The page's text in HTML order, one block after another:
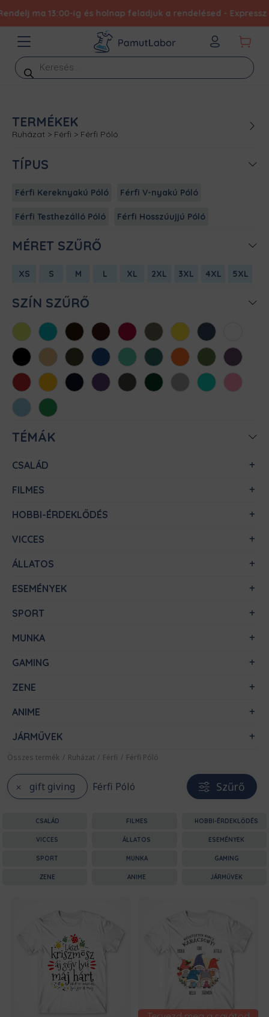
ma 13:00-ig és holnap feladjuk a rendelésed - Expressz
Products
search
TERMÉKEK
Ruházat > Férfi > Férfi Póló
TÍPUS
Férfi Kereknyakú Póló Férfi V-nyakú Póló
Férfi Testhezálló Póló Férfi Hosszúujjú Póló
MÉRET SZŰRŐ
XS S M L XL 2XL 3XL 4XL 5XL
SZÍN SZŰRŐ
AlmazöldAtollkékBarnaBordóChili Cink Citromsárga
Denim
FeketeHomokKhaki KirálykékMentaMéregzöld
NarancsOliva Padlizsán
Piros SárgaSötétkékSötétlilaSötétszürke
SötétzöldSportszürke
Türkiz
Világos
rózsaszín
Világoskék
Zöld
TÉMÁK
CSALÁD
FILMES
HOBBI-ÉRDEKLŐDÉS
VICCES
ÁLLATOS
ESEMÉNYEK
SPORT
MUNKA
GAMING
ZENE
ANIME
JÁRMŰVEK
Összes termék / Ruházat / Férfi / Férfi Póló
gift giving Férfi Póló Szűrő
CSALÁD FILMES HOBBI-ÉRDEKLŐDÉS
VICCES ÁLLATOS ESEMÉNYEK
SPORT MUNKA GAMING
ZENE ANIME JÁRMŰVEK